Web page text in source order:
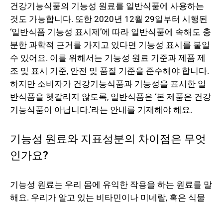
건강기능식품의 기능성 원료를 일반식품에 사용하는
것도 가능합니다. 또한 2020년 12월 29일부터 시행된
‘일반식품 기능성 표시제’에 따라 일반식품에 속해도 충
분한 과학적 근거를 가지고 있다면 기능성 표시를 붙일
수 있어요. 이를 위해서는 기능성 원료 기준과 제품 제
조 및 표시 기준, 안전 및 품질 기준을 준수해야 합니다.
하지만 소비자가 건강기능식품과 기능성을 표시한 일
반식품을 헷갈리지 않도록, 일반식품은 ‘본 제품은 건강
기능식품이 아닙니다.’라는 안내를 기재해야 해요.
기능성 원료와 지표성분의 차이점은 무엇
인가요?
기능성 원료는 우리 몸에 유익한 작용을 하는 원료를 말
해요. 우리가 알고 있는 비타민이나 미네랄, 혹은 식물